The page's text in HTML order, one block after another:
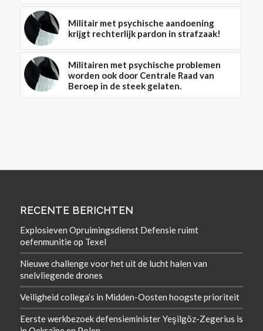
Militair met psychische aandoening
krijgt rechterlijk pardon in strafzaak!
Militairen met psychische problemen
worden ook door Centrale Raad van
Beroep in de steek gelaten.
RECENTE BERICHTEN
Explosieven Opruimingsdienst Defensie ruimt
oefenmunitie op Texel
Nieuwe challenge voor het uit de lucht halen van
snelvliegende drones
Veiligheid collega’s in Midden-Oosten hoogste prioriteit
Eerste werkbezoek defensieminister Yeşilgöz-Zegerius is